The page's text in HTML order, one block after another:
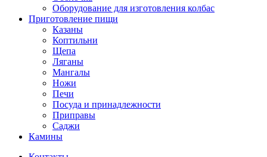
Оборудование для изготовления колбас
Приготовление пищи
Казаны
Коптильни
Щепа
Ляганы
Мангалы
Ножи
Печи
Посуда и принадлежности
Приправы
Саджи
Камины